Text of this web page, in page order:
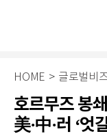
HOME > 글로벌비
호르무즈 봉
美·中·러 ‘엇